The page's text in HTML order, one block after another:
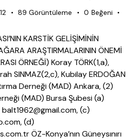
89 Görüntüleme 0 Beğeni
KARSTİK GELİŞİMİNİN
ARAŞTIRMALARININ ÖNEMİ
ÖRNEĞİ) Koray TÖRK(1,a),
SINMAZ(2,c), Kubilay ERDOĞAN
Derneği (MAD) Ankara, (2)
(MAD) Bursa Şubesi (a)
(c)
(d)
ÖZ-Konya’nın Güneysınırı